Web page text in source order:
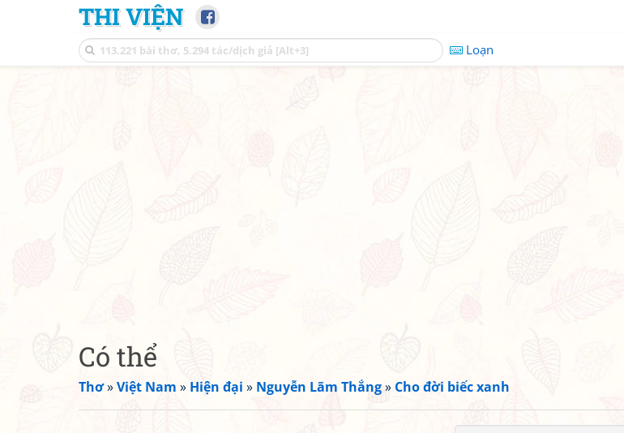
THI VIỆN
Loạn
Có thể
Thơ»Việt Nam » Hiện đại » Nguyễn Lãm Thắng» Cho đời biếc xanh